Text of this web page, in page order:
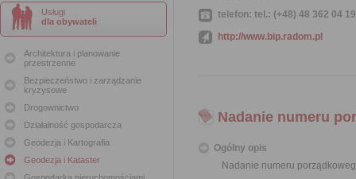
Usługi
dla obywateli
Architektura i planowanie
przestrzenne
Bezpieczeństwo i zarządzanie
kryzysowe
Drogownictwo
Działalność gospodarcza
Geodezja i Kartografia
Geodezja i Kataster
telefon: tel.: (+48) 48 362 04
http://www.bip.radom.pl
Nadanie numeru
Ogólny opis
Nadanie numeru